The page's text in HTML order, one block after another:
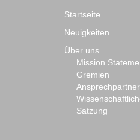
Startseite
Neuigkeiten
Über uns
Mission
Gremien
Ansprechpartner
Satzung